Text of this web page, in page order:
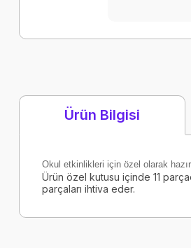
Ürün Bilgisi
Okul etkinlikleri için özel olarak
Ürün özel kutusu içinde 11
parçaları ihtiva eder.